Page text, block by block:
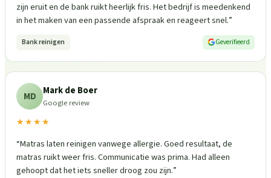
zijn eruit en de bank ruikt heerlijk fris. Het bedrijf is meedenkend
in het maken van een passende afspraak en reageert snel.”
Bank reinigen Geverifieerd
MD Mark de Boer
Google review
★★★★
“Matras laten reinigen vanwege allergie. Goed resultaat, de
matras ruikt weer fris. Communicatie was prima. Had alleen
gehoopt dat het iets sneller droog zou zijn.”